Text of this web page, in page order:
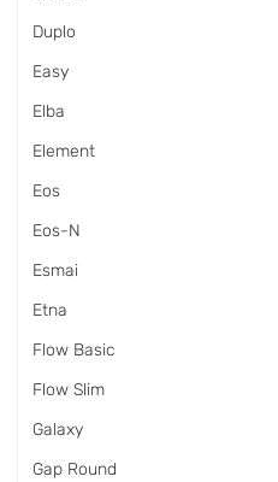
Duplo
Easy
Elba
Element
Eos
Eos-N
Esmai
Etna
Flow Basic
Flow Slim
Galaxy
Gap Round